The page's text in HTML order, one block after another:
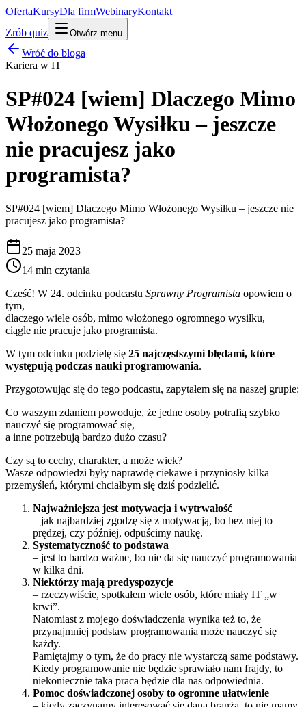
OfertaKursyDla firmWebinaryKontakt
Zrób quiz
Otwórz menu
Wróć do bloga
Kariera w IT
SP#024 [wiem] Dlaczego Mimo
Włożonego Wysiłku – jeszcze
nie pracujesz jako
programista?
SP#024 [wiem] Dlaczego Mimo Włożonego Wysiłku – jeszcze nie
pracujesz jako programista?
25 maja 2023
14 min czytania
Cześć! W 24. odcinku podcastu Sprawny Programista opowiem o
tym,
dlaczego wiele osób, mimo włożonego ogromnego wysiłku,
ciągle nie pracuje jako programista.
W tym odcinku podzielę się 25 najczęstszymi błędami, które
występują podczas nauki programowania.
Przygotowując się do tego podcastu, zapytałem się na naszej grupie:
Co waszym zdaniem powoduje, że jedne osoby potrafią szybko
nauczyć się programować się,
a inne potrzebują bardzo dużo czasu?
Czy są to cechy, charakter, a może wiek?
Wasze odpowiedzi były naprawdę ciekawe i przyniosły kilka
przemyśleń, którymi chciałbym się dziś podzielić.
Najważniejsza jest motywacja i wytrwałość
– jak najbardziej zgodzę się z motywacją, bo bez niej to
prędzej, czy później, odpuścimy naukę.
Systematyczność to podstawa
– jest to bardzo ważne, bo nie da się nauczyć programowania
w kilka dni.
Niektórzy mają predyspozycje
– rzeczywiście, spotkałem wiele osób, które miały IT „w
krwi”.
Natomiast z mojego doświadczenia wynika też to, że
przynajmniej podstaw programowania może nauczyć się
każdy.
Pamiętajmy o tym, że do pracy nie wystarczą same podstawy.
Kiedy programowanie nie będzie sprawiało nam frajdy, to
niekoniecznie taka praca będzie dla nas odpowiednia.
Pomoc doświadczonej osoby to ogromne ułatwienie